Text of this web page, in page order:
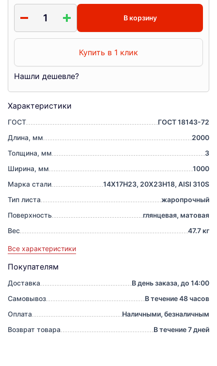
Характеристики
ГОСТ
ГОСТ 18143-72
Длина, мм
2000
Толщина, мм
3
Ширина, мм
1000
Марка стали
14Х17Н23, 20Х23Н18, AISI 310S
Тип листа
жаропрочный
Поверхность
глянцевая, матовая
Вес
47.7 кг
Все характеристики
Покупателям
Доставка
В день заказа, до 14:00
Самовывоз
В течение 48 часов
Оплата
Наличными, безналичным
Возврат товара
В течение 7 дней
В корзину
Купить в 1 клик
Нашли дешевле?